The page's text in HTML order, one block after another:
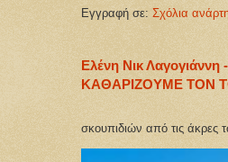
Εγγραφή σε: Σχόλια
Ελένη Νικ Λαγογιάννη
ΚΑΘΑΡΙΖΟΥΜΕ ΤΟΝ
ΚΑΘΑΡΙΖΟΥΜΕ
σκουπιδιών από τις άκρες